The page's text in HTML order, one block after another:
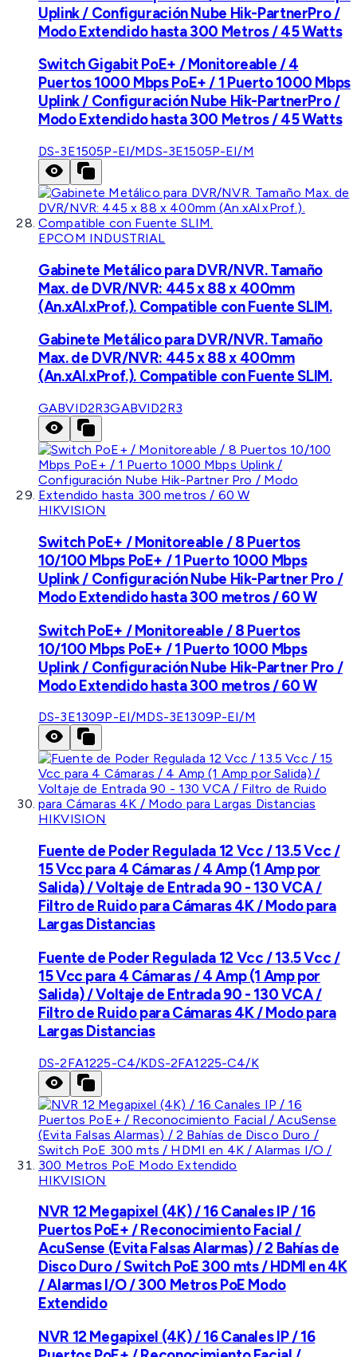
Uplink / Configuración Nube Hik-PartnerPro /
Modo Extendido hasta 300 Metros / 45 Watts
Switch Gigabit PoE+ / Monitoreable / 4
Puertos 1000 Mbps PoE+ / 1 Puerto 1000 Mbps
Uplink / Configuración Nube Hik-PartnerPro /
Modo Extendido hasta 300 Metros / 45 Watts
DS-3E1505P-EI/MDS-3E1505P-EI/M
EPCOM INDUSTRIAL
Gabinete Metálico para DVR/NVR. Tamaño
Max. de DVR/NVR: 445 x 88 x 400mm
(An.xAl.xProf.). Compatible con Fuente SLIM.
Gabinete Metálico para DVR/NVR. Tamaño
Max. de DVR/NVR: 445 x 88 x 400mm
(An.xAl.xProf.). Compatible con Fuente SLIM.
GABVID2R3GABVID2R3
HIKVISION
Switch PoE+ / Monitoreable / 8 Puertos
10/100 Mbps PoE+ / 1 Puerto 1000 Mbps
Uplink / Configuración Nube Hik-Partner Pro /
Modo Extendido hasta 300 metros / 60 W
Switch PoE+ / Monitoreable / 8 Puertos
10/100 Mbps PoE+ / 1 Puerto 1000 Mbps
Uplink / Configuración Nube Hik-Partner Pro /
Modo Extendido hasta 300 metros / 60 W
DS-3E1309P-EI/MDS-3E1309P-EI/M
HIKVISION
Fuente de Poder Regulada 12 Vcc / 13.5 Vcc /
15 Vcc para 4 Cámaras / 4 Amp (1 Amp por
Salida) / Voltaje de Entrada 90 - 130 VCA /
Filtro de Ruido para Cámaras 4K / Modo para
Largas Distancias
Fuente de Poder Regulada 12 Vcc / 13.5 Vcc /
15 Vcc para 4 Cámaras / 4 Amp (1 Amp por
Salida) / Voltaje de Entrada 90 - 130 VCA /
Filtro de Ruido para Cámaras 4K / Modo para
Largas Distancias
DS-2FA1225-C4/KDS-2FA1225-C4/K
HIKVISION
NVR 12 Megapixel (4K) / 16 Canales IP / 16
Puertos PoE+ / Reconocimiento Facial /
AcuSense (Evita Falsas Alarmas) / 2 Bahías de
Disco Duro / Switch PoE 300 mts / HDMI en 4K
/ Alarmas I/O / 300 Metros PoE Modo
Extendido
NVR 12 Megapixel (4K) / 16 Canales IP / 16